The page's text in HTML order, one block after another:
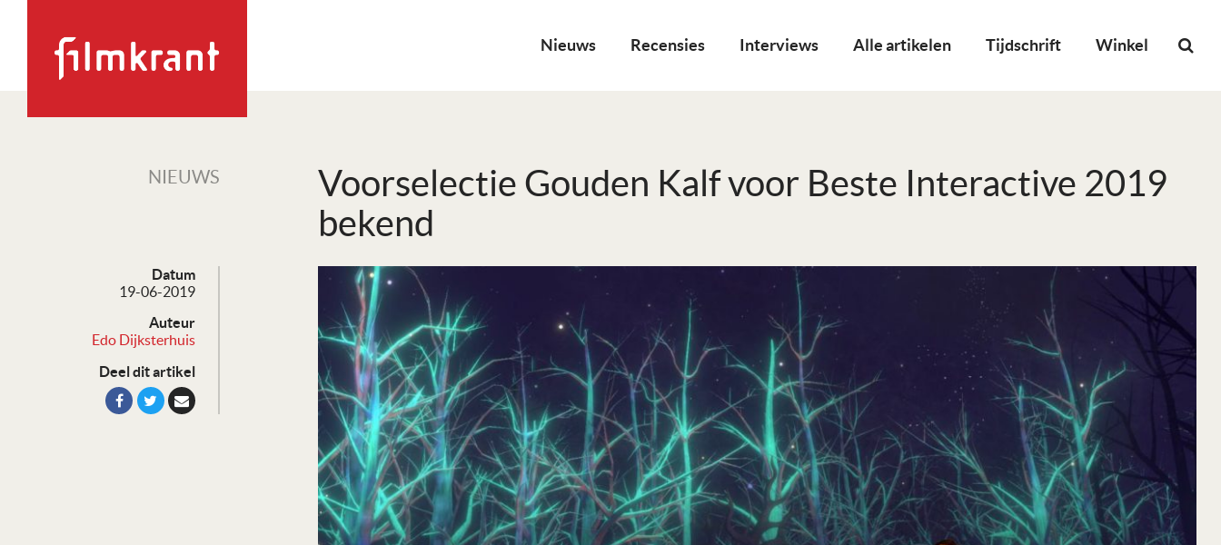
Nieuws Recensies Interviews Alle artikelen Tijdschrift Winkel
NIEUWS
Voorselectie Gouden Kalf voor Beste Interactive 2019
bekend
Datum
19-06-2019
Auteur
Edo Dijksterhuis
Deel dit artikel